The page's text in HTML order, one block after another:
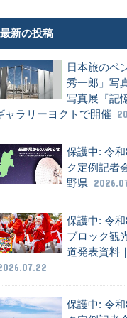
最新の投稿
日本旅のペ
秀一郎」写
写真展『記
ャラリーヨクトで開催
保護中: 令
ク定例記者
野県
保護中: 令
ブロック観
道発表資料
保護中: 令